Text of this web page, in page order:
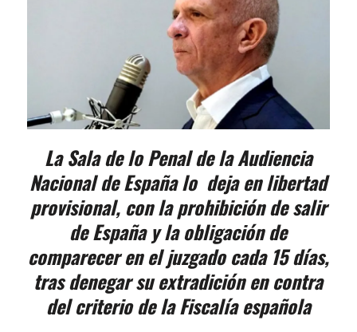
La Sala de lo Penal de la Audiencia
Nacional de España lo deja en libertad
provisional, con la prohibición de salir
de España y la obligación de
comparecer en el juzgado cada 15 días,
tras denegar su extradición en contra
del criterio de la Fiscalía española